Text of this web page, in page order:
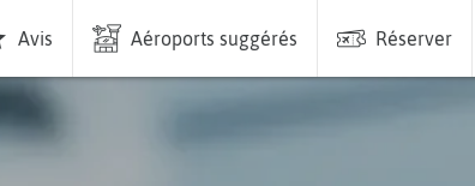
Avis Aéroports suggérés Réserver